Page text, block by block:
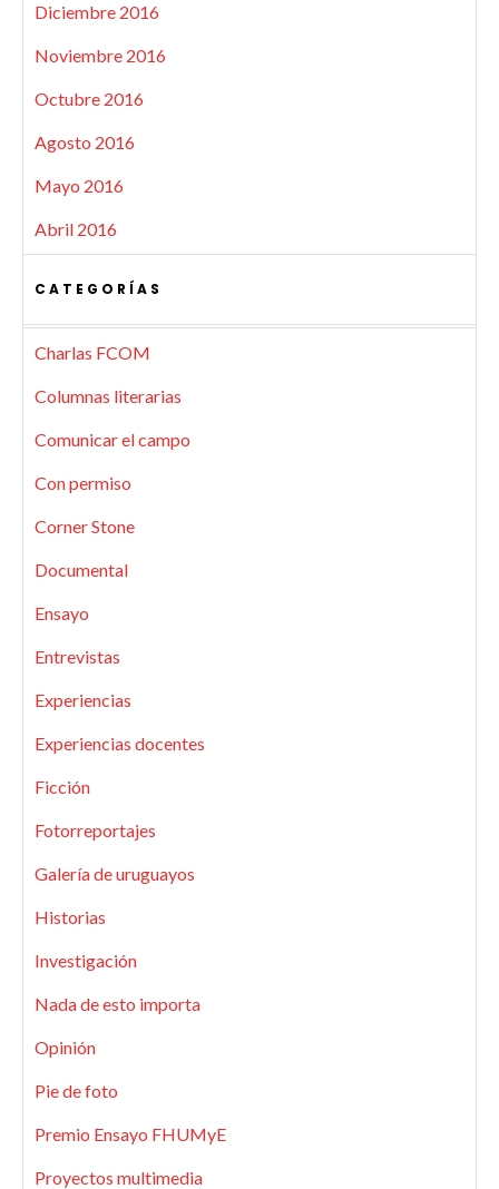
Diciembre 2016
Noviembre 2016
Octubre 2016
Agosto 2016
Mayo 2016
Abril 2016
CATEGORÍAS
Charlas FCOM
Columnas literarias
Comunicar el campo
Con permiso
Corner Stone
Documental
Ensayo
Entrevistas
Experiencias
Experiencias docentes
Ficción
Fotorreportajes
Galería de uruguayos
Historias
Investigación
Nada de esto importa
Opinión
Pie de foto
Premio Ensayo FHUMyE
Proyectos multimedia